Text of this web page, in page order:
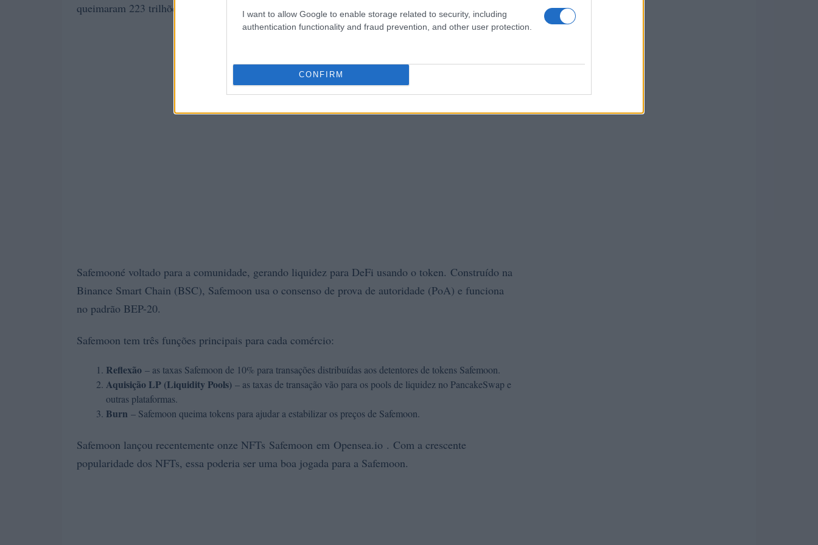
I want to allow Google to enable storage related to security, including
authentication functionality and fraud prevention, and other user protection.
CONFIRM
queimaram 223 trilhões de tokens.
Safemooné voltado para a comunidade, gerando liquidez para DeFi usando o token. Construído na
Binance Smart Chain (BSC), Safemoon usa o consenso de prova de autoridade (PoA) e funciona
no padrão BEP-20.
Safemoon tem três funções principais para cada comércio:
Reflexão – as taxas Safemoon de 10% para transações distribuídas aos detentores de tokens Safemoon.
Aquisição LP (Liquidity Pools) – as taxas de transação vão para os pools de liquidez no PancakeSwap e
outras plataformas.
Burn – Safemoon queima tokens para ajudar a estabilizar os preços de Safemoon.
Safemoon lançou recentemente onze NFTs Safemoon em Opensea.io . Com a crescente
popularidade dos NFTs, essa poderia ser uma boa jogada para a Safemoon.